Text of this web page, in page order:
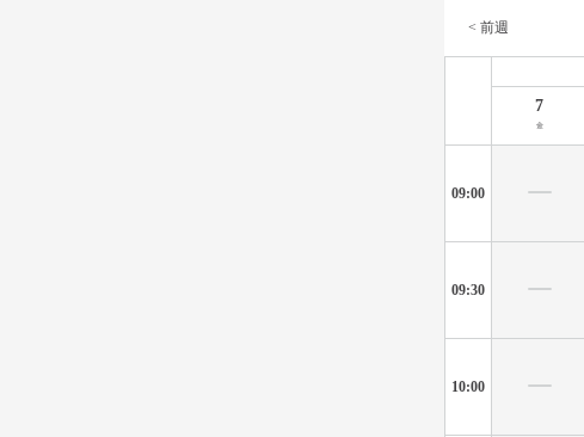
< 前週
7
金
09:00
09:30
10:00